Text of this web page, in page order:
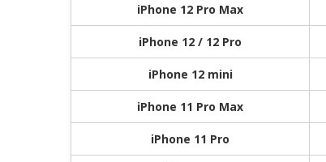
iPhone 12 Pro Max
iPhone 12 / 12 Pro
iPhone 12 mini
iPhone 11 Pro Max
iPhone 11 Pro